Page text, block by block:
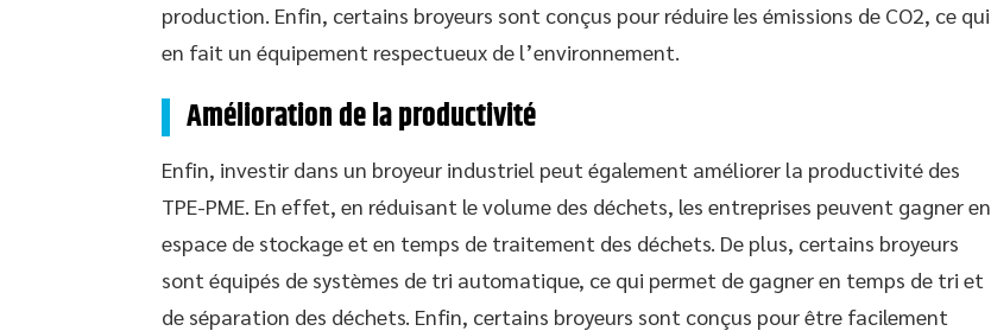
production. Enfin, certains broyeurs sont conçus pour réduire les émissions de CO2, ce qui
en fait un équipement respectueux de l’environnement.
Amélioration de la productivité
Enfin, investir dans un broyeur industriel peut également améliorer la productivité des
TPE-PME. En effet, en réduisant le volume des déchets, les entreprises peuvent gagner en
espace de stockage et en temps de traitement des déchets. De plus, certains broyeurs
sont équipés de systèmes de tri automatique, ce qui permet de gagner en temps de tri et
de séparation des déchets. Enfin, certains broyeurs sont conçus pour être facilement